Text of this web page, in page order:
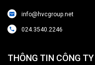
info@hvcgroup.net
024.3540.2246
THÔNG TIN CÔNG TY